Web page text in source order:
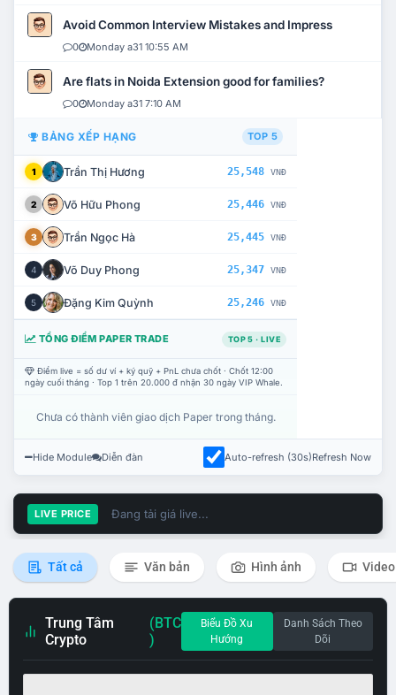
Avoid Common Interview Mistakes and Impress
0 Monday a31 10:55 AM
Are flats in Noida Extension good for families?
0 Monday a31 7:10 AM
BẢNG XẾP HẠNG TOP 5
1 Trần Thị Hương 25,548 VNĐ
2 Võ Hữu Phong 25,446 VNĐ
3 Trần Ngọc Hà 25,445 VNĐ
4 Võ Duy Phong 25,347 VNĐ
5 Đặng Kim Quỳnh 25,246 VNĐ
TỔNG ĐIỂM PAPER TRADE TOP 5 · LIVE
Điểm live = số dư ví + ký quỹ + PnL chưa chốt · Chốt 12:00
ngày cuối tháng · Top 1 trên 20.000 đ nhận 30 ngày VIP Whale.
Chưa có thành viên giao dịch Paper trong tháng.
Hide Module Diễn đàn Auto-refresh (30s)Refresh Now
LIVE PRICE Đang tải giá live...
Tất cả Văn bản Hình ảnh Video
Trung Tâm
Crypto
(BTC
)
Biểu Đồ Xu
Hướng
Danh Sách Theo
Dõi